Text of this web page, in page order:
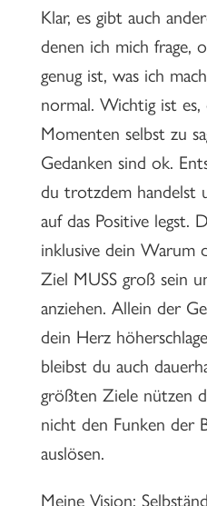
Klar, es gibt auch
denen ich mich frage,
genug ist, was ich
normal. Wichtig ist
Momenten selbst zu
Gedanken sind ok.
du trotzdem handelst
auf das Positive legst.
inklusive dein Warum
Ziel MUSS groß sein
anziehen. Allein der
dein Herz
bleibst du auch
größten Ziele nützen
nicht den Funken der
auslösen.
Meine Vision: